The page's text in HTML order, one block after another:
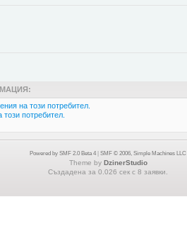
на този потребител.
потребител.
Powered by SMF 2.0 Beta 4 SMF © 2006, Simple Machines LLC
Theme by DzinerStudio
Създадена за 0.026 сек с 8 заявки.